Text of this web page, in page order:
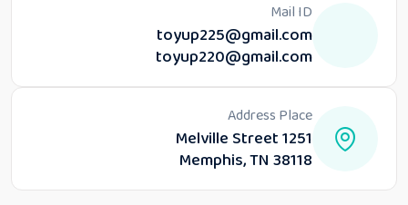
Mail ID
toyup225@gmail.com
toyup220@gmail.com
Address Place
1251 Melville Street
Memphis, TN 38118